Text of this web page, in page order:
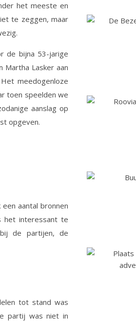
het meeste en
te zeggen, maar
de bijna 53-jarige
Martha Lasker aan
meedogenloze
toen speelden we
aanslag op
opgeven.
aantal bronnen
het interessant te
de partijen, de
tot stand was
partij was niet in